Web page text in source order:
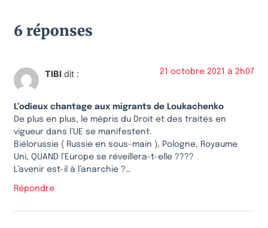
6 réponses
TIBI dit : 21 octobre 2021 à 2h07
L’odieux chantage aux migrants de Loukachenko
De plus en plus, le mépris du Droit et des traités en
vigueur dans l’UE se manifestent.
Biélorussie ( Russie en sous-main ), Pologne, Royaume
Uni, QUAND l’Europe se réveillera-t-elle ????
L’avenir est-il à l’anarchie ?…
Répondre